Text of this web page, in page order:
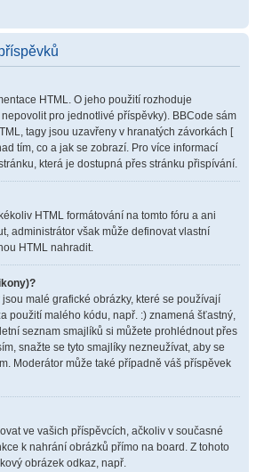
HTML. O jeho použití rozhoduje
pro jednotlivé příspěvky). BBCode sám
tagy jsou uzavřeny v hranatých závorkách [
tím, co a jak se zobrazí. Pro více informací
která je dostupná přes stránku přispívání.
HTML formátování na tomto fóru a ani
administrátor však může definovat vlastní
HTML nahradit.
malé grafické obrázky, které se používají
použití malého kódu, např. :) znamená šťastný,
seznam smajlíků si můžete prohlédnout přes
snažte se tyto smajlíky nezneužívat, aby se
Moderátor může také případně váš příspěvek
ve vašich příspěvcích, ačkoliv v současné
k nahrání obrázků přímo na board. Z tohoto
obrázek odkaz, např.